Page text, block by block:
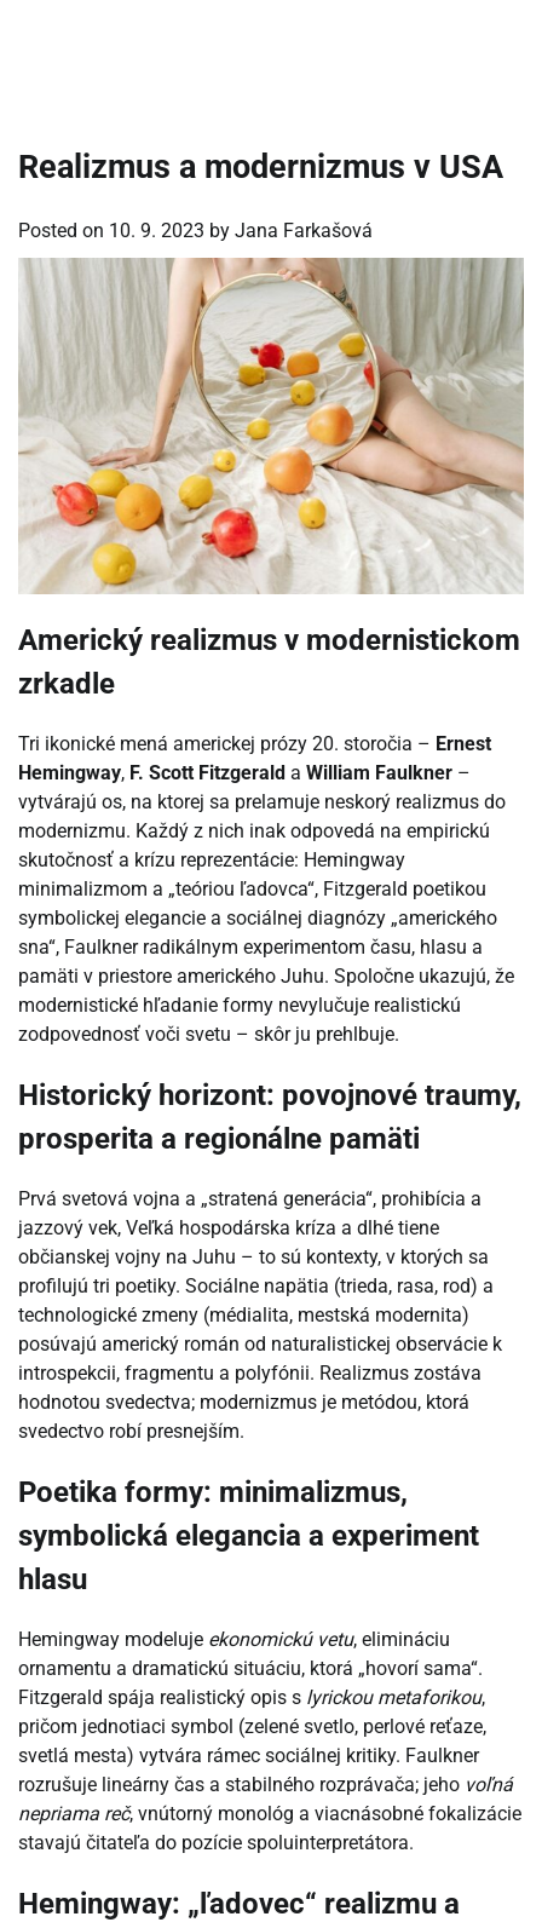
Realizmus a modernizmus v USA
Posted on 10. 9. 2023 by Jana Farkašová
Americký realizmus v modernistickom
zrkadle
Tri ikonické mená americkej prózy 20. storočia – Ernest
Hemingway, F. Scott Fitzgerald a William Faulkner –
vytvárajú os, na ktorej sa prelamuje neskorý realizmus do
modernizmu. Každý z nich inak odpovedá na empirickú
skutočnosť a krízu reprezentácie: Hemingway
minimalizmom a „teóriou ľadovca“, Fitzgerald poetikou
symbolickej elegancie a sociálnej diagnózy „amerického
sna“, Faulkner radikálnym experimentom času, hlasu a
pamäti v priestore amerického Juhu. Spoločne ukazujú, že
modernistické hľadanie formy nevylučuje realistickú
zodpovednosť voči svetu – skôr ju prehlbuje.
Historický horizont: povojnové traumy,
prosperita a regionálne pamäti
Prvá svetová vojna a „stratená generácia“, prohibícia a
jazzový vek, Veľká hospodárska kríza a dlhé tiene
občianskej vojny na Juhu – to sú kontexty, v ktorých sa
profilujú tri poetiky. Sociálne napätia (trieda, rasa, rod) a
technologické zmeny (médialita, mestská modernita)
posúvajú americký román od naturalistickej observácie k
introspekcii, fragmentu a polyfónii. Realizmus zostáva
hodnotou svedectva; modernizmus je metódou, ktorá
svedectvo robí presnejším.
Poetika formy: minimalizmus,
symbolická elegancia a experiment
hlasu
Hemingway modeluje ekonomickú vetu, elimináciu
ornamentu a dramatickú situáciu, ktorá „hovorí sama“.
Fitzgerald spája realistický opis s lyrickou metaforikou,
pričom jednotiaci symbol (zelené svetlo, perlové reťaze,
svetlá mesta) vytvára rámec sociálnej kritiky. Faulkner
rozrušuje lineárny čas a stabilného rozprávača; jeho voľná
nepriama reč, vnútorný monológ a viacnásobné fokalizácie
stavajú čitateľa do pozície spoluinterpretátora.
Hemingway: „ľadovec“ realizmu a